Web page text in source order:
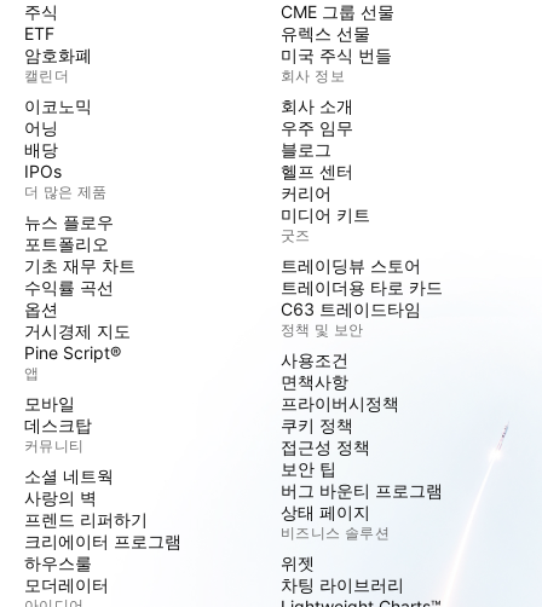
주식
ETF
암호화폐
캘린더
이코노믹
어닝
배당
IPOs
더 많은 제품
뉴스 플로우
포트폴리오
기초 재무 차트
수익률 곡선
옵션
거시경제 지도
Pine Script®
앱
모바일
데스크탑
커뮤니티
소셜 네트웍
사랑의 벽
프렌드 리퍼하기
크리에이터 프로그램
하우스룰
모더레이터
CME 그룹 선물
유렉스 선물
미국 주식 번들
회사 정보
회사 소개
우주 임무
블로그
헬프 센터
커리어
미디어 키트
굿즈
트레이딩뷰 스토어
트레이더용 타로 카드
C63 트레이드타임
정책 및 보안
사용조건
면책사항
프라이버시정책
쿠키 정책
접근성 정책
보안 팁
버그 바운티 프로그램
상태 페이지
비즈니스 솔루션
위젯
차팅 라이브러리